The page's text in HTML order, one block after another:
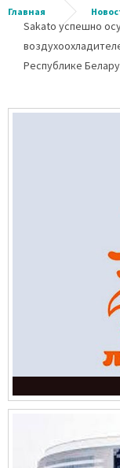
Главная
Sakato успешно
Республике